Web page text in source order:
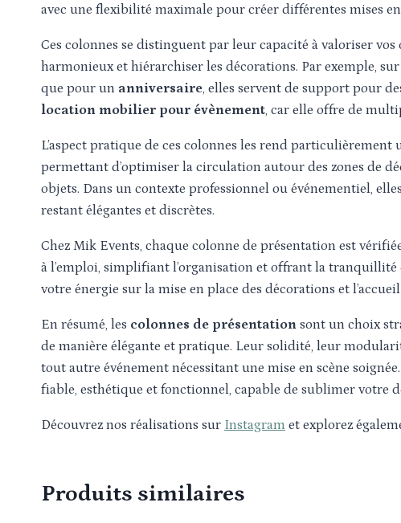
avec une flexibilité maximale pour créer différentes mises
Ces colonnes se distinguent par leur capacité à valoriser
harmonieux et hiérarchiser les décorations. Par exemple,
que pour un anniversaire, elles servent de support pour
location mobilier pour évènement, car elle offre de
L’aspect pratique de ces colonnes les rend
permettant d’optimiser la circulation autour des zones de
objets. Dans un contexte professionnel ou événementiel,
restant élégantes et discrètes.
Chez Mik Events, chaque colonne de présentation est
à l’emploi, simplifiant l’organisation et offrant la tranquillité
votre énergie sur la mise en place des décorations et
En résumé, les colonnes de présentation sont un choix
de manière élégante et pratique. Leur solidité, leur
tout autre événement nécessitant une mise en scène
fiable, esthétique et fonctionnel, capable de sublimer votre
Découvrez nos réalisations sur Instagram et explorez
Produits similaires